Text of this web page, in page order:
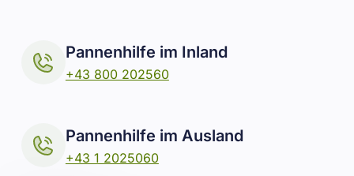
Pannenhilfe im Inland
+43 800 202560
Pannenhilfe im Ausland
+43 1 2025060